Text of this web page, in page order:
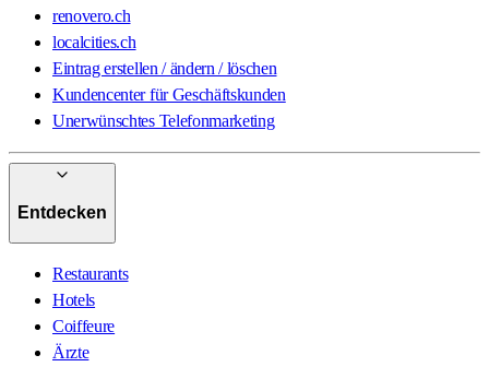
renovero.ch
localcities.ch
Eintrag erstellen / ändern / löschen
Kundencenter für Geschäftskunden
Unerwünschtes Telefonmarketing
Entdecken
Restaurants
Hotels
Coiffeure
Ärzte